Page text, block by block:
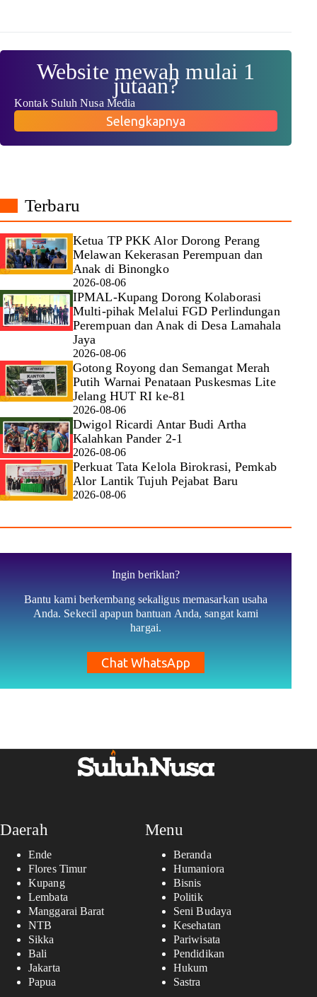
Website mewah mulai 1
jutaan?
Kontak Suluh Nusa Media
Selengkapnya
Terbaru
Ketua TP PKK Alor Dorong Perang
Melawan Kekerasan Perempuan dan
Anak di Binongko
2026-08-06
IPMAL-Kupang Dorong Kolaborasi
Multi-pihak Melalui FGD Perlindungan
Perempuan dan Anak di Desa Lamahala
Jaya
2026-08-06
Gotong Royong dan Semangat Merah
Putih Warnai Penataan Puskesmas Lite
Jelang HUT RI ke-81
2026-08-06
Dwigol Ricardi Antar Budi Artha
Kalahkan Pander 2-1
2026-08-06
Perkuat Tata Kelola Birokrasi, Pemkab
Alor Lantik Tujuh Pejabat Baru
2026-08-06
Ingin beriklan?
Bantu kami berkembang sekaligus memasarkan usaha
Anda. Sekecil apapun bantuan Anda, sangat kami
hargai.
Chat WhatsApp
Daerah
Ende
Flores Timur
Kupang
Lembata
Manggarai Barat
NTB
Sikka
Bali
Jakarta
Papua
Menu
Beranda
Humaniora
Bisnis
Politik
Seni Budaya
Kesehatan
Pariwisata
Pendidikan
Hukum
Sastra